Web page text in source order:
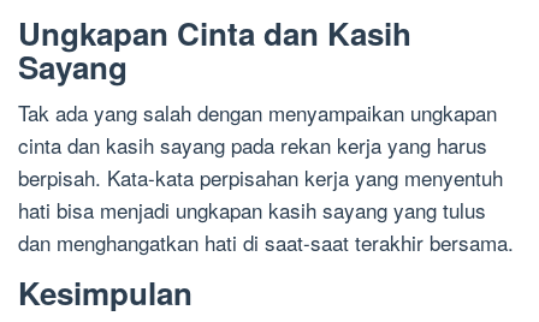
Ungkapan Cinta dan Kasih
Sayang
Tak ada yang salah dengan menyampaikan ungkapan
cinta dan kasih sayang pada rekan kerja yang harus
berpisah. Kata-kata perpisahan kerja yang menyentuh
hati bisa menjadi ungkapan kasih sayang yang tulus
dan menghangatkan hati di saat-saat terakhir bersama.
Kesimpulan